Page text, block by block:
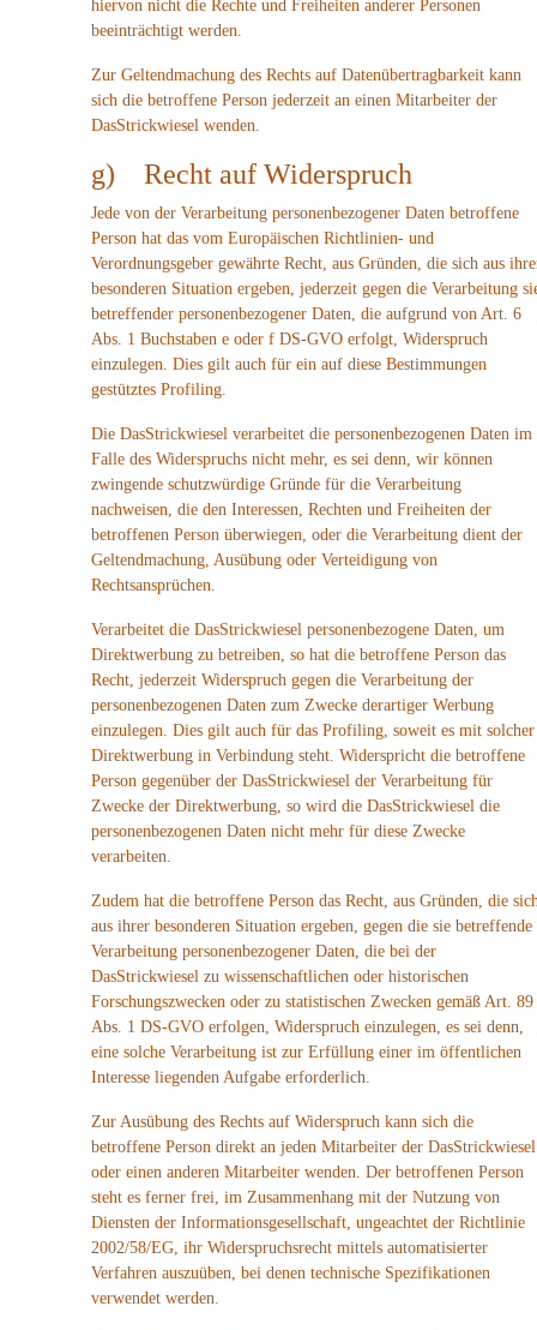
hiervon nicht die Rechte und Freiheiten anderer Personen
beeinträchtigt werden.
Zur Geltendmachung des Rechts auf Datenübertragbarkeit kann
sich die betroffene Person jederzeit an einen Mitarbeiter der
DasStrickwiesel wenden.
g) Recht auf Widerspruch
Jede von der Verarbeitung personenbezogener Daten betroffene
Person hat das vom Europäischen Richtlinien- und
Verordnungsgeber gewährte Recht, aus Gründen, die sich aus
besonderen Situation ergeben, jederzeit gegen die Verarbeitung
betreffender personenbezogener Daten, die aufgrund von Art. 6
Abs. 1 Buchstaben e oder f DS-GVO erfolgt, Widerspruch
einzulegen. Dies gilt auch für ein auf diese Bestimmungen
gestütztes Profiling.
Die DasStrickwiesel verarbeitet die personenbezogenen Daten im
Falle des Widerspruchs nicht mehr, es sei denn, wir können
zwingende schutzwürdige Gründe für die Verarbeitung
nachweisen, die den Interessen, Rechten und Freiheiten der
betroffenen Person überwiegen, oder die Verarbeitung dient der
Geltendmachung, Ausübung oder Verteidigung von
Rechtsansprüchen.
Verarbeitet die DasStrickwiesel personenbezogene Daten, um
Direktwerbung zu betreiben, so hat die betroffene Person das
Recht, jederzeit Widerspruch gegen die Verarbeitung der
personenbezogenen Daten zum Zwecke derartiger Werbung
einzulegen. Dies gilt auch für das Profiling, soweit es mit solcher
Direktwerbung in Verbindung steht. Widerspricht die betroffene
Person gegenüber der DasStrickwiesel der Verarbeitung für
Zwecke der Direktwerbung, so wird die DasStrickwiesel die
personenbezogenen Daten nicht mehr für diese Zwecke
verarbeiten.
Zudem hat die betroffene Person das Recht, aus Gründen, die
aus ihrer besonderen Situation ergeben, gegen die sie betreffende
Verarbeitung personenbezogener Daten, die bei der
DasStrickwiesel zu wissenschaftlichen oder historischen
Forschungszwecken oder zu statistischen Zwecken gemäß Art. 89
Abs. 1 DS-GVO erfolgen, Widerspruch einzulegen, es sei denn,
eine solche Verarbeitung ist zur Erfüllung einer im öffentlichen
Interesse liegenden Aufgabe erforderlich.
Zur Ausübung des Rechts auf Widerspruch kann sich die
betroffene Person direkt an jeden Mitarbeiter der DasStrickwiesel
oder einen anderen Mitarbeiter wenden. Der betroffenen Person
steht es ferner frei, im Zusammenhang mit der Nutzung von
Diensten der Informationsgesellschaft, ungeachtet der Richtlinie
2002/58/EG, ihr Widerspruchsrecht mittels automatisierter
Verfahren auszuüben, bei denen technische Spezifikationen
verwendet werden.